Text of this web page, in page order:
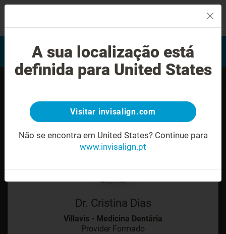
Avaliação do sorriso
Encontrar um Invisalign
provider
Dr. Cristina Dias
Villavis - Medicina Dentária
Provider Formado
A sua localização está
definida para United States
Visitar invisalign.com
Não se encontra em United States? Continue para
www.invisalign.pt